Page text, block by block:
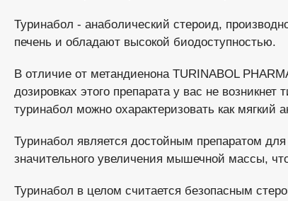
Туринабол - анаболический стероид,
печень и обладают высокой биодоступностью.
В отличие от метандиенона TURINABOL
дозировках этого препарата у вас не
туринабол можно охарактеризовать как
Туринабол является достойным препаратом
значительного увеличения мышечной массы,
Туринабол в целом считается безопасным